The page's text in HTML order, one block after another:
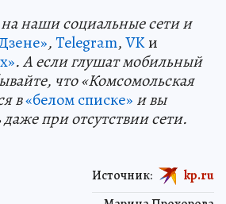
наши социальные сети и
,Telegram,VKи
. А если глушат мобильный
что «Комсомольская
в«белом списке» и вы
при отсутствии сети.
Источник: kp.ru